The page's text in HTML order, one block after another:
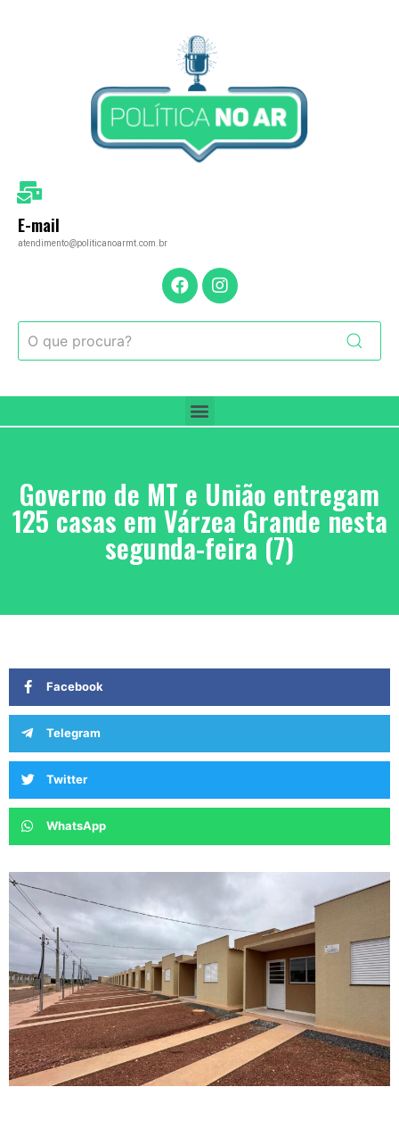
E-mail
atendimento@politicanoarmt.com.br
Governo de MT e União entregam
125 casas em Várzea Grande nesta
segunda-feira (7)
Facebook
Telegram
Twitter
WhatsApp